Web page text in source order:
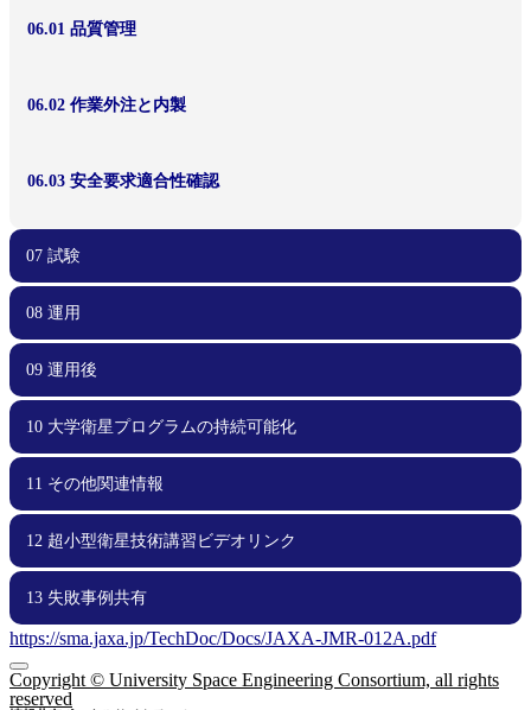
06.01 品質管理
06.02 作業外注と内製
06.03 安全要求適合性確認
07 試験
07.00 試験
07.01 電磁適合性試験
07.02 End-to-Endミッション試験
07.03 電気的インターフェース（噛み合わせ）試験
07.04 システム機能試験
07.05 End-to-End長期運用試験
07.06 展開試験
07.07 フィットチェック
07.08 熱試験
07.09 振動試験
07.10 試験コンフィギュレーション
07.11 外部試験機関の利用
07.12 試験結果の評価
07.13 不具合対応
07.14 衛星の保管
07.15 安全要求適合性の確認
08 運用
08.00 運用
08.01 地上系準備・メンテナンス
08.02 運用計画
08.03 不具合対応
09 運用後
09.00 運用後
09.01 レッスンズラーンド
09.02 記録化と成果報告・公開
09.03 ノウハウ共有
10 大学衛星プログラムの持続可能化
10.00 大学衛星プログラムの持続可能化
10.01 プログラムとしての視点
10.02 学内基盤の強化
10.03 資金確保
10.04 外部連携
11 その他関連情報
11.00 その他関連情報
11.01 失敗事例集
11.02 部品データベース
12 超小型衛星技術講習ビデオリンク
12.00 超小型衛星技術講習ビデオリンク
12.01 KiboCUBEアカデミー資料
12.02 工事中
13 失敗事例共有
https://sma.jaxa.jp/TechDoc/Docs/JAXA-JMR-012A.pdf
Copyright © University Space Engineering Consortium, all rights
reserved